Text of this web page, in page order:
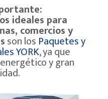
ideales para
comercios y
son los Paquetes y
YORK, ya que
y gran